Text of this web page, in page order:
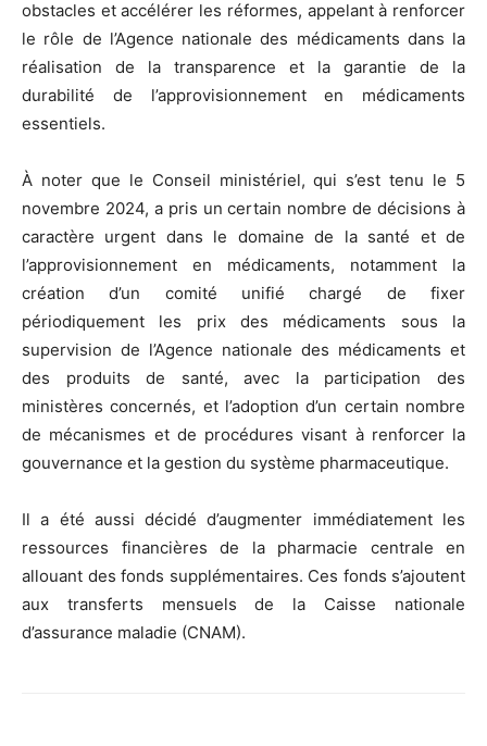
obstacles et accélérer les réformes, appelant à renforcer
le rôle de l’Agence nationale des médicaments dans la
réalisation de la transparence et la garantie de la
durabilité de l’approvisionnement en médicaments
essentiels.
À noter que le Conseil ministériel, qui s’est tenu le 5
novembre 2024, a pris un certain nombre de décisions à
caractère urgent dans le domaine de la santé et de
l’approvisionnement en médicaments, notamment la
création d’un comité unifié chargé de fixer
périodiquement les prix des médicaments sous la
supervision de l’Agence nationale des médicaments et
des produits de santé, avec la participation des
ministères concernés, et l’adoption d’un certain nombre
de mécanismes et de procédures visant à renforcer la
gouvernance et la gestion du système pharmaceutique.
Il a été aussi décidé d’augmenter immédiatement les
ressources financières de la pharmacie centrale en
allouant des fonds supplémentaires. Ces fonds s’ajoutent
aux transferts mensuels de la Caisse nationale
d’assurance maladie (CNAM).